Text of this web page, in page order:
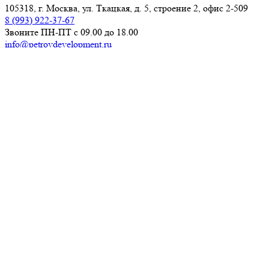
105318, г. Москва, ул. Ткацкая, д. 5, строение 2, офис 2-509
8 (993) 922-37-67
Звоните ПН-ПТ с 09.00 до 18.00
info@petrovdevelopment.ru